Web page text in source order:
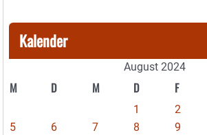
Kalender
August 2024
M D M D F
1 2
5
6 7 8 9